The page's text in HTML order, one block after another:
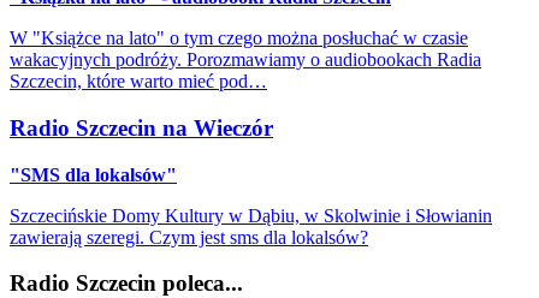
W "Książce na lato" o tym czego można posłuchać w czasie
wakacyjnych podróży. Porozmawiamy o audiobookach Radia
Szczecin, które warto mieć pod…
Radio Szczecin na Wieczór
"SMS dla lokalsów"
Szczecińskie Domy Kultury w Dąbiu, w Skolwinie i Słowianin
zawierają szeregi. Czym jest sms dla lokalsów?
Radio Szczecin poleca...